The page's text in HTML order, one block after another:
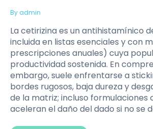
By admin
La cetirizina es un antihistamínico
incluida en listas esenciales y con
prescripciones anuales) cuya
productividad sostenida. En
embargo, suele enfrentarse a
bordes rugosos, baja dureza y
de la matriz; incluso formulaciones
aceleran el daño del dado si no se